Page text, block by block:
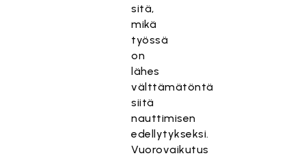
sitä,
mikä
työssä
on
lähes
välttämätöntä
siitä
nauttimisen
edellytykseksi.
Vuorovaikutus